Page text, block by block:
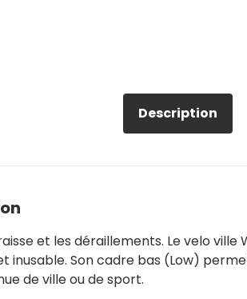
Description
et les déraillements. Le velo
inusable. Son cadre bas (Low)
de ville ou de sport.